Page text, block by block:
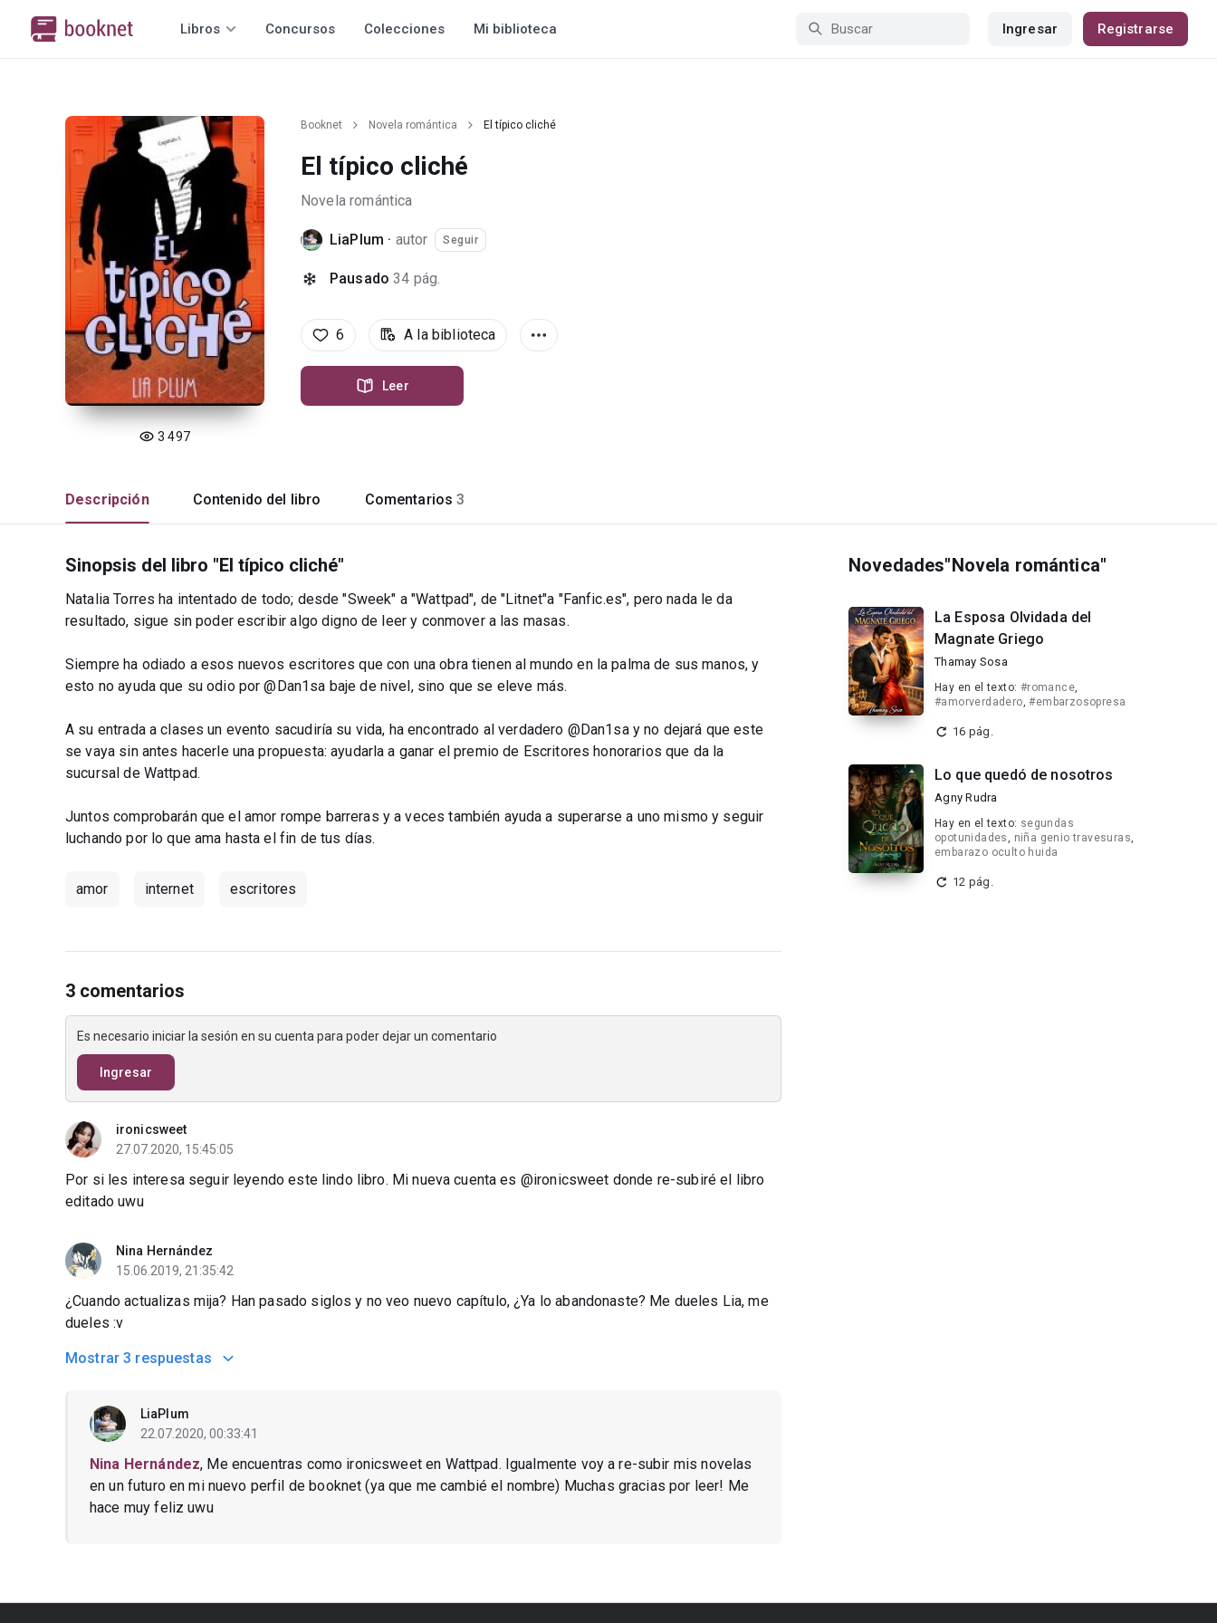
Libros Concursos Colecciones Mi biblioteca Ingresar Registrarse
3 497
Booknet Novela romántica El típico cliché
El típico cliché
Novela romántica
LiaPlum · autor Seguir
Pausado 34 pág.
6 A la biblioteca
Leer
Descripción Contenido del libro Comentarios 3
Sinopsis del libro "El típico cliché"
Natalia Torres ha intentado de todo; desde "Sweek" a "Wattpad", de "Litnet"a "Fanfic.es", pero nada le da
resultado, sigue sin poder escribir algo digno de leer y conmover a las masas.
Siempre ha odiado a esos nuevos escritores que con una obra tienen al mundo en la palma de sus manos, y
esto no ayuda que su odio por @Dan1sa baje de nivel, sino que se eleve más.
A su entrada a clases un evento sacudiría su vida, ha encontrado al verdadero @Dan1sa y no dejará que este
se vaya sin antes hacerle una propuesta: ayudarla a ganar el premio de Escritores honorarios que da la
sucursal de Wattpad.
Juntos comprobarán que el amor rompe barreras y a veces también ayuda a superarse a uno mismo y seguir
luchando por lo que ama hasta el fin de tus días.
amor internet escritores
3 comentarios
Es necesario iniciar la sesión en su cuenta para poder dejar un comentario
Ingresar
ironicsweet
27.07.2020, 15:45:05
Por si les interesa seguir leyendo este lindo libro. Mi nueva cuenta es @ironicsweet donde re-subiré el libro
editado uwu
Nina Hernández
15.06.2019, 21:35:42
¿Cuando actualizas mija? Han pasado siglos y no veo nuevo capítulo, ¿Ya lo abandonaste? Me dueles Lia, me
dueles :v
Mostrar 3 respuestas
LiaPlum
22.07.2020, 00:33:41
Nina Hernández, Me encuentras como ironicsweet en Wattpad. Igualmente voy a re-subir mis novelas
en un futuro en mi nuevo perfil de booknet (ya que me cambié el nombre) Muchas gracias por leer! Me
hace muy feliz uwu
Novedades"Novela romántica"
La Esposa Olvidada del
Magnate Griego
Thamay Sosa
Hay en el texto: #romance,
#amorverdadero,#embarzosopresa
16 pág.
Lo que quedó de nosotros
Agny Rudra
Hay en el texto: segundas
opotunidades, niña genio travesuras,
embarazo oculto huida
12 pág.